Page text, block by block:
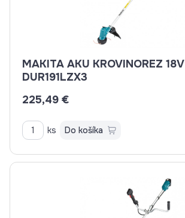
MAKITA AKU KROVINOREZ 18V
DUR191LZX3
225,49 €
ks Do košíka